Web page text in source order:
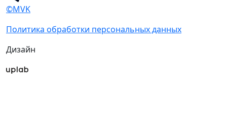
©MVK
Политика обработки персональных данных
Дизайн